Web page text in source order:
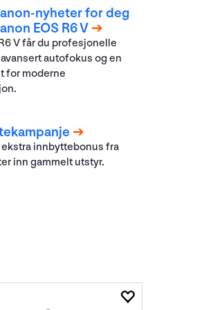
nyheter for deg
EOS R6 V
V får du profesjonelle
autofokus og en
for moderne
innbyttebonus fra
inn gammelt utstyr.